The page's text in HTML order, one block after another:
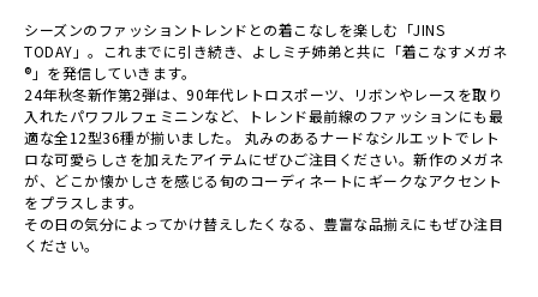
シーズンのファッショントレンドとの着こなしを楽しむ「JINS
TODAY」。これまでに引き続き、よしミチ姉弟と共に「着こなすメガネ
®」を発信していきます。
24年秋冬新作第2弾は、90年代レトロスポーツ、リボンやレースを取り
入れたパワフルフェミニンなど、トレンド最前線のファッションにも最
適な全12型36種が揃いました。 丸みのあるナードなシルエットでレト
ロな可愛らしさを加えたアイテムにぜひご注目ください。新作のメガネ
が、どこか懐かしさを感じる旬のコーディネートにギークなアクセント
をプラスします。
その日の気分によってかけ替えしたくなる、豊富な品揃えにもぜひ注目
ください。